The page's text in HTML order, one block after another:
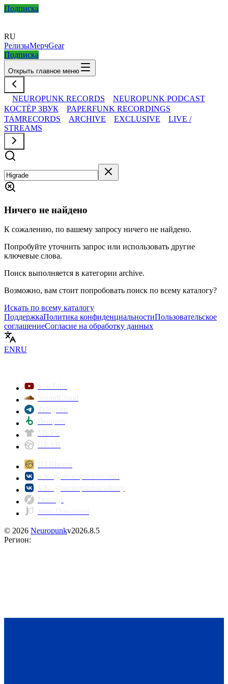
Подписка
RU
РелизыМерчGear
Подписка
Открыть главное меню
NEUROPUNK RECORDS
NEUROPUNK PODCAST
КОСТЁР ЗВУК
PAPERFUNK RECORDINGS
TAMRECORDS
ARCHIVE EXCLUSIVE
LIVE /
STREAMS
Ничего не найдено
К сожалению, по вашему запросу ничего не найдено.
Попробуйте уточнить запрос или использовать другие
ключевые слова.
Поиск выполняется в категории archive.
Возможно, вам стоит попробовать поиск по всему каталогу?
Искать по всему каталогу
ПоддержкаПолитика конфиденциальностиПользовательское
соглашениеСогласие на обработку данных
ENRU
© 2026 Neuropunkv2026.8.5
Регион: